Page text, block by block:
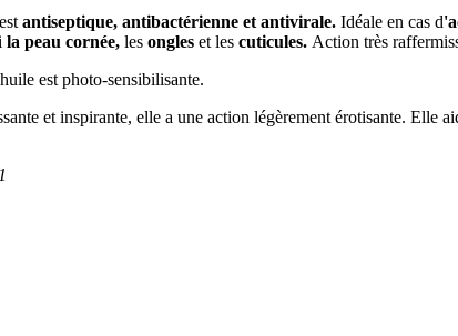
antiseptique, antibactérienne et antivirale. Idéale en cas d
la peau cornée, les ongles et les cuticules. Action très
est photo-sensibilisante.
et inspirante, elle a une action légèrement érotisante. Elle